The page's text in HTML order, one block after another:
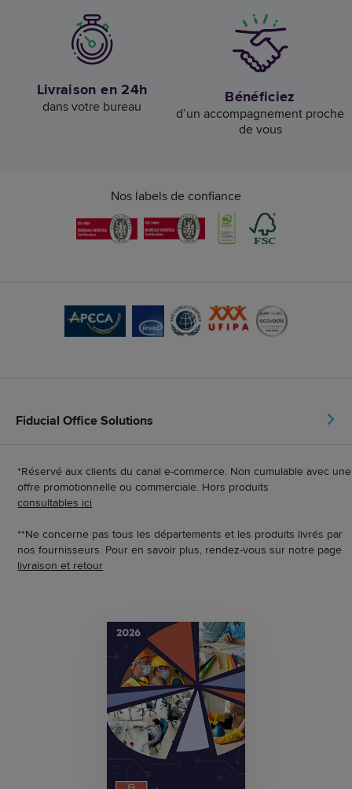
Livraison en 24h
dans votre bureau Bénéficiez
d’un accompagnement proche
de vous
Nos labels de confiance
Fiducial Office Solutions
*Réservé aux clients du canal e-commerce. Non cumulable avec une
offre promotionnelle ou commerciale. Hors produits
consultables ici
**Ne concerne pas tous les départements et les produits livrés par
nos fournisseurs. Pour en savoir plus, rendez-vous sur notre page
livraison et retour